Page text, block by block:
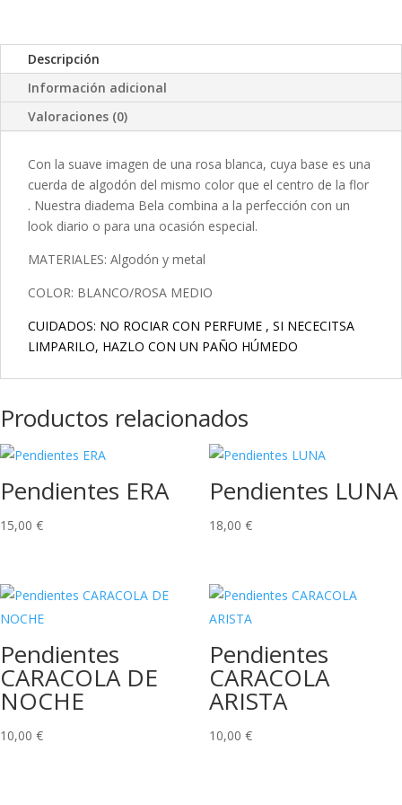
Descripción
Información adicional
Valoraciones (0)
Con la suave imagen de una rosa blanca, cuya base es una
cuerda de algodón del mismo color que el centro de la flor
. Nuestra diadema Bela combina a la perfección con un
look diario o para una ocasión especial.
MATERIALES: Algodón y metal
COLOR: BLANCO/ROSA MEDIO
CUIDADOS: NO ROCIAR CON PERFUME , SI NECECITSA
LIMPARILO, HAZLO CON UN PAÑO HÚMEDO
Productos relacionados
Pendientes ERA
15,00 €
Pendientes LUNA
18,00 €
Pendientes
CARACOLA DE
NOCHE
10,00 €
Pendientes
CARACOLA
ARISTA
10,00 €